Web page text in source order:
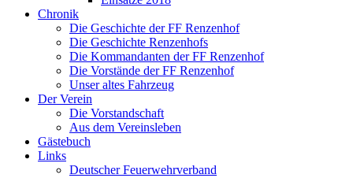
Chronik
Die Geschichte der FF Renzenhof
Die Geschichte Renzenhofs
Die Kommandanten der FF Renzenhof
Die Vorstände der FF Renzenhof
Unser altes Fahrzeug
Der Verein
Die Vorstandschaft
Aus dem Vereinsleben
Gästebuch
Links
Deutscher Feuerwehrverband